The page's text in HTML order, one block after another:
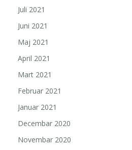
Juli 2021
Juni 2021
Maj 2021
April 2021
Mart 2021
Februar 2021
Januar 2021
Decembar 2020
Novembar 2020